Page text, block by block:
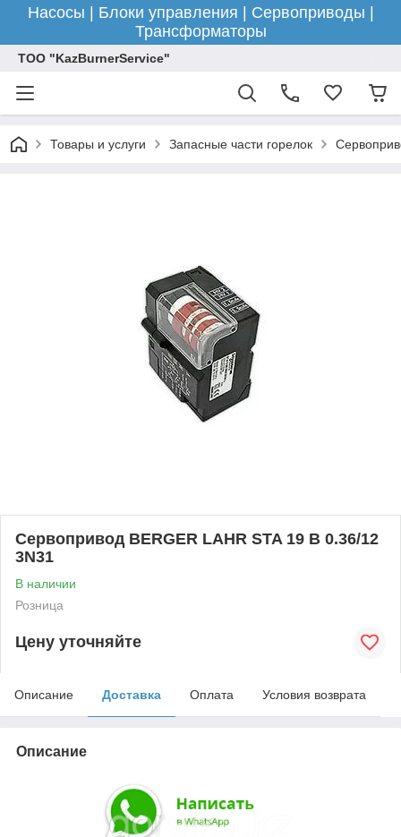
Насосы | Блоки управления | Сервоприводы |
Трансформаторы
ТОО "KazBurnerService"
Товары и услуги Запасные части горелок
Cервопривод BERGER LAHR STA 19 B 0.36/12
3N31
В наличии
Розница
Цену уточняйте
Описание Доставка Оплата Условия возврата
Описание